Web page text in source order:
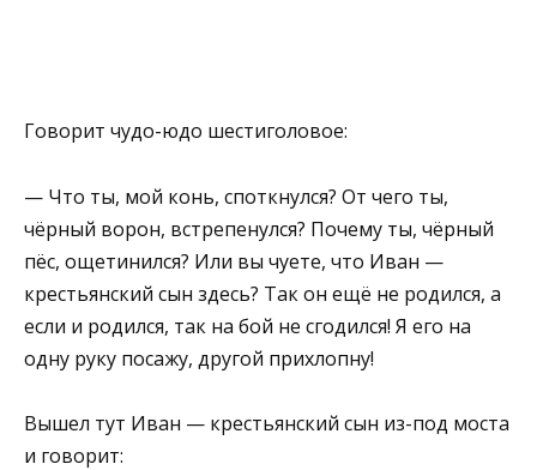
Говорит чудо-юдо шестиголовое:
— Что ты, мой конь, споткнулся? От чего ты,
чёрный ворон, встрепенулся? Почему ты, чёрный
пёс, ощетинился? Или вы чуете, что Иван —
крестьянский сын здесь? Так он ещё не родился, а
если и родился, так на бой не сгодился! Я его на
одну руку посажу, другой прихлопну!
Вышел тут Иван — крестьянский сын из-под моста
и говорит: